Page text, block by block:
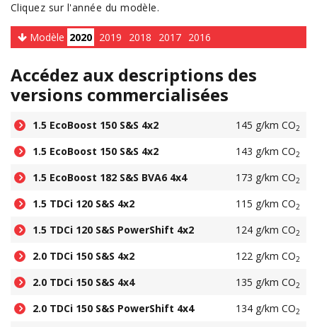
Cliquez sur l'année du modèle.
Modèle 2020 2019 2018 2017 2016
Accédez aux descriptions des
versions commercialisées
1.5 EcoBoost 150 S&S 4x2 145 g/km CO2
1.5 EcoBoost 150 S&S 4x2 143 g/km CO2
1.5 EcoBoost 182 S&S BVA6 4x4 173 g/km CO2
1.5 TDCi 120 S&S 4x2 115 g/km CO2
1.5 TDCi 120 S&S PowerShift 4x2 124 g/km CO2
2.0 TDCi 150 S&S 4x2 122 g/km CO2
2.0 TDCi 150 S&S 4x4 135 g/km CO2
2.0 TDCi 150 S&S PowerShift 4x4 134 g/km CO2